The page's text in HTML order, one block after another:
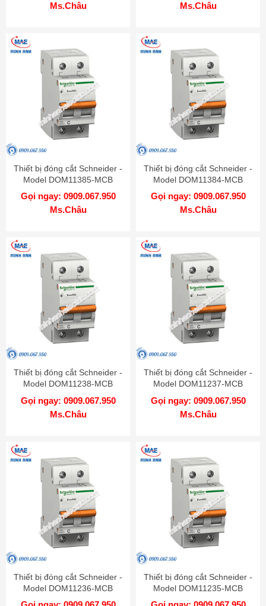
Ms.Châu
Ms.Châu
Thiết bị đóng cắt Schneider -
Model DOM11385-MCB
Gọi ngay: 0909.067.950
Ms.Châu
Thiết bị đóng cắt Schneider -
Model DOM11384-MCB
Gọi ngay: 0909.067.950
Ms.Châu
Thiết bị đóng cắt Schneider -
Model DOM11238-MCB
Gọi ngay: 0909.067.950
Ms.Châu
Thiết bị đóng cắt Schneider -
Model DOM11237-MCB
Gọi ngay: 0909.067.950
Ms.Châu
Thiết bị đóng cắt Schneider -
Model DOM11236-MCB
Thiết bị đóng cắt Schneider -
Model DOM11235-MCB